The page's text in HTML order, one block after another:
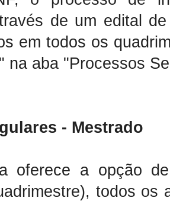
de um edital
em todos os
na aba "Processos
- Mestrado
oferece a opção
todos